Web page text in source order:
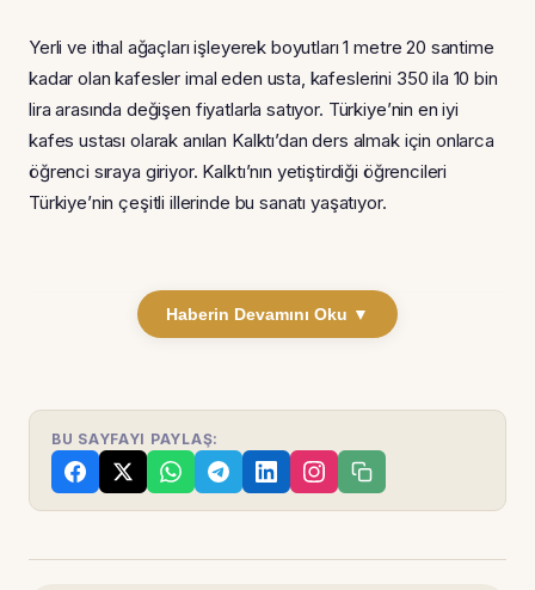
Yerli ve ithal ağaçları işleyerek boyutları 1 metre 20 santime
kadar olan kafesler imal eden usta, kafeslerini 350 ila 10 bin
lira arasında değişen fiyatlarla satıyor. Türkiye’nin en iyi
kafes ustası olarak anılan Kalktı’dan ders almak için onlarca
öğrenci sıraya giriyor. Kalktı’nın yetiştirdiği öğrencileri
Türkiye’nin çeşitli illerinde bu sanatı yaşatıyor.
Haberin Devamını Oku ▼
BU SAYFAYI PAYLAŞ: